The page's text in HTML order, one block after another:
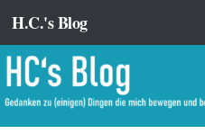
Zum Inhalt springen
H.C.'s Blog